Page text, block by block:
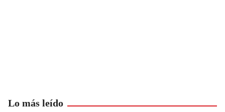
Lo más leído